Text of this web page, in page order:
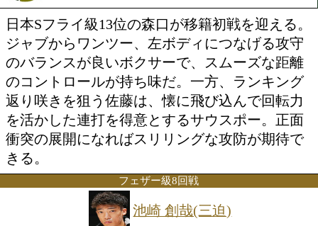
投票の途中経過をみる
今年8月の負傷引き分け以来となるダイ
マッチ。前回は互いに手の内を明かす
がストップとなったが、今回は序盤か
パンチの応酬が見られそうだ。どちら
導権を握るかが勝負の鍵となる。
Sフライ級8回戦
森口 山都(三迫)